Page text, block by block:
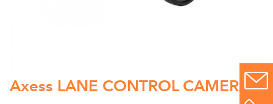
Axess LANE CONTROL CAMERA